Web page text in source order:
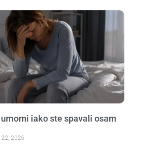
iako ste spavali osam
2026